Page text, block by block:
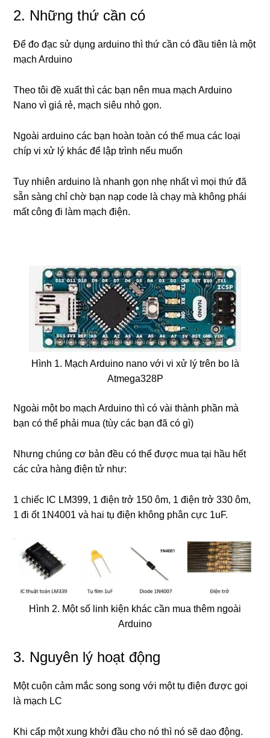
2. Những thứ cần có
Để đo đạc sử dụng arduino thì thứ cần có đầu tiên là một
mạch Arduino
Theo tôi đề xuất thì các bạn nên mua mạch Arduino
Nano vì giá rẻ, mạch siêu nhỏ gọn.
Ngoài arduino các bạn hoàn toàn có thể mua các loại
chíp vi xử lý khác để lập trình nếu muốn
Tuy nhiên arduino là nhanh gọn nhẹ nhất vì mọi thứ đã
sẵn sàng chỉ chờ bạn nạp code là chạy mà không phái
mất công đi làm mạch điện.
Hình 1. Mạch Arduino nano với vi xử lý trên bo là
Atmega328P
Ngoài một bo mạch Arduino thì có vài thành phần mà
bạn có thể phải mua (tùy các bạn đã có gì)
Nhưng chúng cơ bản đều có thể được mua tại hầu hết
các cửa hàng điện tử như:
1 chiếc IC LM399, 1 điện trở 150 ôm, 1 điện trở 330 ôm,
1 đi ốt 1N4001 và hai tụ điện không phân cực 1uF.
Hình 2. Một số linh kiện khác cần mua thêm ngoài
Arduino
3. Nguyên lý hoạt động
Một cuộn cảm mắc song song với một tụ điện được gọi
là mạch LC
Khi cấp một xung khởi đầu cho nó thì nó sẽ dao động.